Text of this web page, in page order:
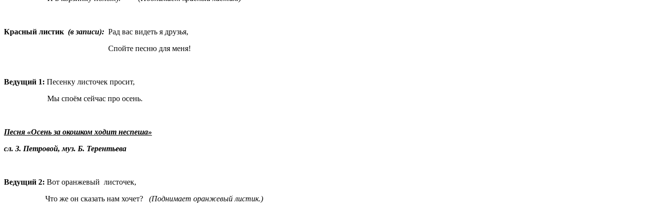
Красный листик (в записи): Рад вас видеть я друзья,
Спойте песню для меня!
Ведущий 1: Песенку листочек просит,
Мы споём сейчас про осень.
Песня «Осень за окошком ходит неспеша»
сл. З. Петровой, муз. Б. Терентьева
Ведущий 2: Вот оранжевый листочек,
Что же он сказать нам хочет? (Поднимает оранжевый листик.)